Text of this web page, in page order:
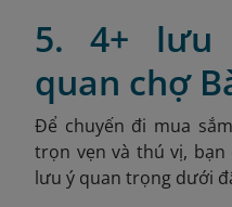
5. 4+ lưu
quan chợ
Để chuyến đi mua
trọn vẹn và thú vị, bạn
lưu ý quan trọng dưới